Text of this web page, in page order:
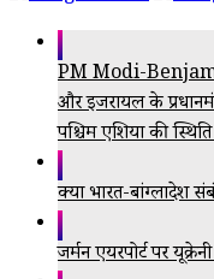
PM Modi-
और इजरायल के
पश्चिम एशिया की
क्या भारत-बांग्लादेश
जर्मन एयरपोर्ट पर